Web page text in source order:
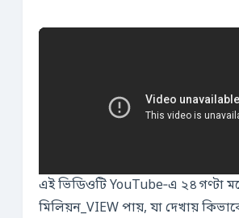
এই ভিডিওটি YouTube‑এ ২৪ গণ্টা
মিলিয়ন_VIEW পায়, যা দেখায়